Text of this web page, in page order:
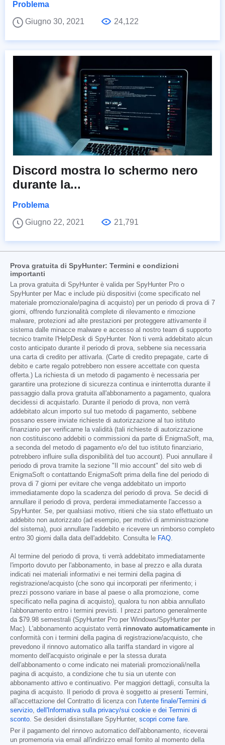
Problema
Giugno 30, 2021
24,122
Discord mostra lo schermo nero
durante la...
Problema
Giugno 22, 2021
21,791
Prova gratuita di SpyHunter: Termini e condizioni
importanti
La prova gratuita di SpyHunter è valida per SpyHunter Pro o
SpyHunter per Mac e include più dispositivi (come specificato nel
materiale promozionale/pagina di acquisto) per un periodo di prova di 7
giorni, offrendo funzionalità complete di rilevamento e rimozione
malware, protezioni ad alte prestazioni per proteggere attivamente il
sistema dalle minacce malware e accesso al nostro team di supporto
tecnico tramite l'HelpDesk di SpyHunter. Non ti verrà addebitato alcun
costo anticipato durante il periodo di prova, sebbene sia necessaria
una carta di credito per attivarla. (Carte di credito prepagate, carte di
debito e carte regalo potrebbero non essere accettate con questa
offerta.) La richiesta di un metodo di pagamento è necessaria per
garantire una protezione di sicurezza continua e ininterrotta durante il
passaggio dalla prova gratuita all'abbonamento a pagamento, qualora
decidessi di acquistarlo. Durante il periodo di prova, non verrà
addebitato alcun importo sul tuo metodo di pagamento, sebbene
possano essere inviate richieste di autorizzazione al tuo istituto
finanziario per verificarne la validità (tali richieste di autorizzazione
non costituiscono addebiti o commissioni da parte di EnigmaSoft, ma,
a seconda del metodo di pagamento e/o del tuo istituto finanziario,
potrebbero influire sulla disponibilità del tuo account). Puoi annullare il
periodo di prova tramite la sezione "Il mio account" del sito web di
EnigmaSoft o contattando EnigmaSoft prima della fine del periodo di
prova di 7 giorni per evitare che venga addebitato un importo
immediatamente dopo la scadenza del periodo di prova. Se decidi di
annullare il periodo di prova, perderai immediatamente l'accesso a
SpyHunter. Se, per qualsiasi motivo, ritieni che sia stato effettuato un
addebito non autorizzato (ad esempio, per motivi di amministrazione
del sistema), puoi annullare l'addebito e ricevere un rimborso completo
entro 30 giorni dalla data dell'addebito. Consulta le FAQ.
Al termine del periodo di prova, ti verrà addebitato immediatamente
l'importo dovuto per l'abbonamento, in base al prezzo e alla durata
indicati nei materiali informativi e nei termini della pagina di
registrazione/acquisto (che sono qui incorporati per riferimento; i
prezzi possono variare in base al paese o alla promozione, come
specificato nella pagina di acquisto), qualora tu non abbia annullato
l'abbonamento entro i termini previsti. I prezzi partono generalmente
da $79.98 semestrali (SpyHunter Pro per Windows/SpyHunter per
Mac). L'abbonamento acquistato verrà rinnovato automaticamente in
conformità con i termini della pagina di registrazione/acquisto, che
prevedono il rinnovo automatico alla tariffa standard in vigore al
momento dell'acquisto originale e per la stessa durata
dell'abbonamento o come indicato nei materiali promozionali/nella
pagina di acquisto, a condizione che tu sia un utente con
abbonamento attivo e continuativo. Per maggiori dettagli, consulta la
pagina di acquisto. Il periodo di prova è soggetto ai presenti Termini,
all'accettazione del Contratto di licenza con l'utente finale/Termini di
servizio, dell'Informativa sulla privacy/sui cookie e dei Termini di
sconto. Se desideri disinstallare SpyHunter, scopri come fare.
Per il pagamento del rinnovo automatico dell'abbonamento, riceverai
un promemoria via email all'indirizzo email fornito al momento della